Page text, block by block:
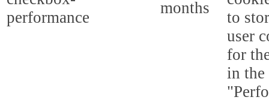
performance
months
to
user
for
in the